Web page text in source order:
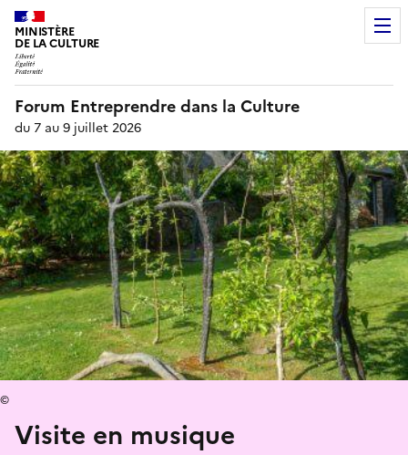
MINISTÈRE
DE LA CULTURE
Forum Entreprendre dans la Culture
du 7 au 9 juillet 2026
Visite en musique
©